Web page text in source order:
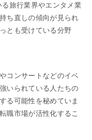
旅行業界やエンタメ業
ち直しの傾向が見られ
とも受けている分野
コンサートなどのイベ
いられている人たちの
る可能性を秘めていま
職市場が活性化するこ